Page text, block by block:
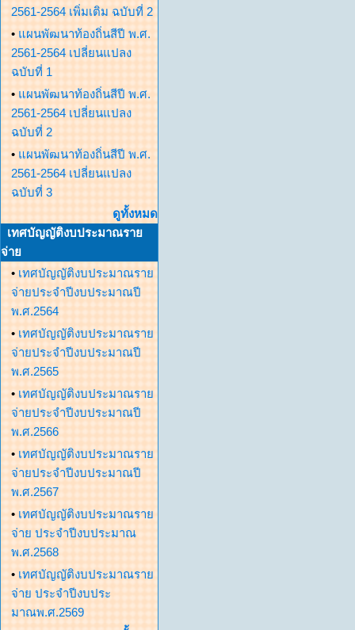
2561-2564 เพิ่มเติม ฉบับที่ 2
• แผนพัฒนาท้องถิ่นสีปี พ.ศ.
2561-2564 เปลี่ยนแปลง
ฉบับที่ 1
• แผนพัฒนาท้องถิ่นสีปี พ.ศ.
2561-2564 เปลี่ยนแปลง
ฉบับที่ 2
• แผนพัฒนาท้องถิ่นสีปี พ.ศ.
2561-2564 เปลี่ยนแปลง
ฉบับที่ 3
ดูทั้งหมด
เทศบัญญัติงบประมาณราย
จ่าย
• เทศบัญญัติงบประมาณราย
จ่ายประจำปีงบประมาณปี
พ.ศ.2564
• เทศบัญญัติงบประมาณราย
จ่ายประจำปีงบประมาณปี
พ.ศ.2565
• เทศบัญญัติงบประมาณราย
จ่ายประจำปีงบประมาณปี
พ.ศ.2566
• เทศบัญญัติงบประมาณราย
จ่ายประจำปีงบประมาณปี
พ.ศ.2567
• เทศบัญญัติงบประมาณราย
จ่าย ประจำปีงบประมาณ
พ.ศ.2568
• เทศบัญญัติงบประมาณราย
จ่าย ประจำปีงบประ
มาณพ.ศ.2569